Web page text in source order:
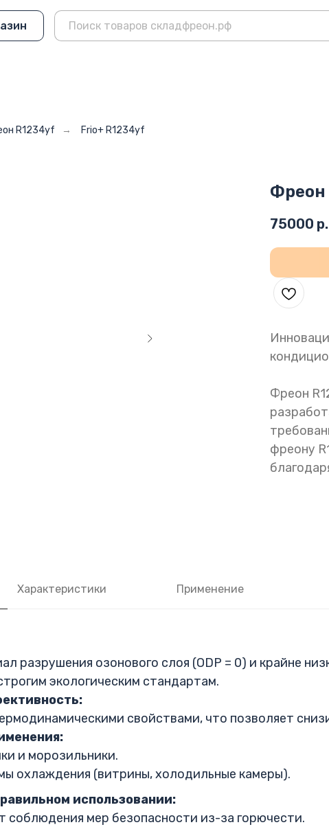
R1234yf → Frio+ R1234yf
Фреон
75000 р.
Фреон
фреону
Характеристики Применение
разрушения озонового слоя (ODP = 0) и крайне
экологическим стандартам.
свойствами, что позволяет
и морозильники.
охлаждения (витрины, холодильные камеры).
использовании:
соблюдения мер безопасности из-за горючести.